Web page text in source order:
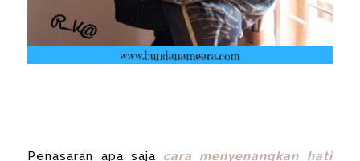
Penasaran apa saja cara menyenangkan hati